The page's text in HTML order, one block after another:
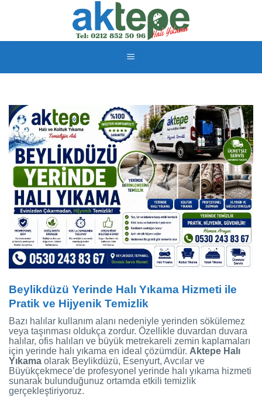
Beylikdüzü Yerinde Halı Yıkama Hizmeti ile
Pratik ve Hijyenik Temizlik
Bazı halılar kullanım alanı nedeniyle yerinden sökülemez
veya taşınması oldukça zordur. Özellikle duvardan duvara
halılar, ofis halıları ve büyük metrekareli zemin kaplamaları
için yerinde halı yıkama en ideal çözümdür. Aktepe Halı
Yıkama olarak Beylikdüzü, Esenyurt, Avcılar ve
Büyükçekmece’de profesyonel yerinde halı yıkama hizmeti
sunarak bulunduğunuz ortamda etkili temizlik
gerçekleştiriyoruz.